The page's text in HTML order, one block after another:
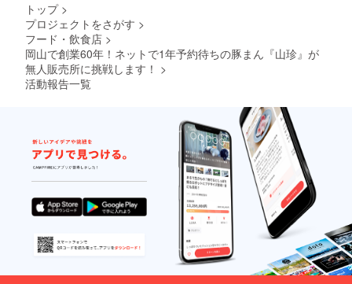
トップ >
プロジェクトをさがす >
フード・飲食店 >
岡山で創業60年！ネットで1年予約待ちの豚まん『山珍』が
無人販売所に挑戦します！ >
活動報告一覧